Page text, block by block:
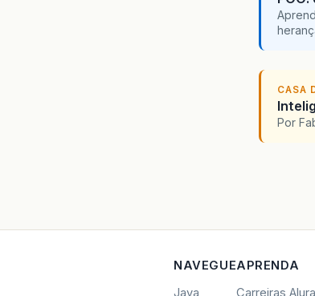
CASA
Por
NAVEGUE
Java
APRENDA
Carreiras Alura